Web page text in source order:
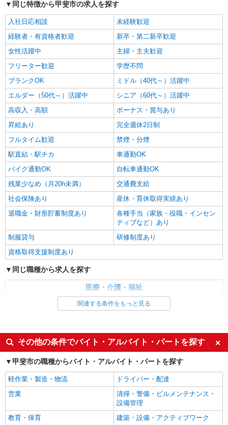
未経験：時給1600〜1800円（資格・経験によ
日）＝35万2000円 ◆昇給あり ◆支払い方法 ※日
払い/週払い/月払い対応も可能です。詳しくは面談
時にご相談ください。 ◆交通費：別途全額支給 ※
当社規定あり
山梨県甲斐市 【最寄駅】 ◆JR中央本線「塩崎
駅」 ◆JR中央本線「竜王駅」 ★その他、近隣に
多数勤務地あります！
キープ 詳細を見る
派遣社員
株式会社kotrio /●MT-H-2018559
＜甲斐市＞障がい児童施設の新規STAFF★資
格や経験を活かす
時給1400円〜 ＜資格や経験に応じて決定/交
通費全支給(ガソリン代含む)＞
甲斐市
詳細を見る
同じ特徴から甲斐市の求人を探す
入社日応相談
未経験歓迎
経験者・有資格者歓迎
新卒・第二新卒歓迎
女性活躍中
主婦・主夫歓迎
フリーター歓迎
学歴不問
ブランクOK
ミドル（40代～）活躍中
エルダー（50代～）活躍中
シニア（60代～）活躍中
高収入・高額
ボーナス・賞与あり
昇給あり
完全週休2日制
フルタイム歓迎
禁煙・分煙
駅直結・駅チカ
車通勤OK
バイク通勤OK
自転車通勤OK
残業少なめ（月20h未満）
交通費支給
社会保険あり
産休・育休取得実績あり
退職金・財形貯蓄制度あり
各種手当（家族・役職・インセン
ティブなど）あり
制服貸与
研修制度あり
資格取得支援制度あり
同じ職種から求人を探す
医療・介護・福祉
未経験歓迎
ミドル（40代～）活躍中
ボーナス・賞与あり
車通勤OK
交通費支給
社会保険あり
産休・育休取得実績あり
関連する条件をもっと見る
その他の条件でバイト・アルバイト・パートを探す
甲斐市の職種からバイト・アルバイト・パートを探す
軽作業・製造・物流
ドライバー・配達
営業
清掃・警備・ビルメンテナンス・
設備管理
教育・保育
建築・設備・アクティブワーク